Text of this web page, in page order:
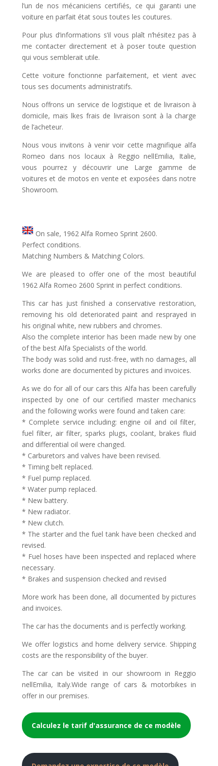
l’un de nos mécaniciens certifiés, ce qui garanti une
voiture en parfait état sous toutes les coutures.
Pour plus d’informations s’il vous plaît n’hésitez pas à
me contacter directement et à poser toute question
qui vous semblerait utile.
Cette voiture fonctionne parfaitement, et vient avec
tous ses documents administratifs.
Nous offrons un service de logistique et de livraison à
domicile, mais lkes frais de livraison sont à la charge
de l’acheteur.
Nous vous invitons à venir voir cette magnifique alfa
Romeo dans nos locaux à Reggio nellEmilia, Italie,
vous pourrez y découvrir une Large gamme de
voitures et de motos en vente et exposées dans notre
Showroom.
On sale, 1962 Alfa Romeo Sprint 2600.
Perfect conditions.
Matching Numbers & Matching Colors.
We are pleased to offer one of the most beautiful
1962 Alfa Romeo 2600 Sprint in perfect conditions.
This car has just finished a conservative restoration,
removing his old deteriorated paint and resprayed in
his original white, new rubbers and chromes.
Also the complete interior has been made new by one
of the best Alfa Specialists of the world.
The body was solid and rust-free, with no damages, all
works done are documented by pictures and invoices.
As we do for all of our cars this Alfa has been carefully
inspected by one of our certified master mechanics
and the following works were found and taken care:
* Complete service including: engine oil and oil filter,
fuel filter, air filter, sparks plugs, coolant, brakes fluid
and differential oil were changed.
* Carburetors and valves have been revised.
* Timing belt replaced.
* Fuel pump replaced.
* Water pump replaced.
* New battery.
* New radiator.
* New clutch.
* The starter and the fuel tank have been checked and
revised.
* Fuel hoses have been inspected and replaced where
necessary.
* Brakes and suspension checked and revised
More work has been done, all documented by pictures
and invoices.
The car has the documents and is perfectly working.
We offer logistics and home delivery service. Shipping
costs are the responsibility of the buyer.
The car can be visited in our showroom in Reggio
nellEmilia, Italy.Wide range of cars & motorbikes in
offer in our premises.
Calculez le tarif d'assurance de ce modèle